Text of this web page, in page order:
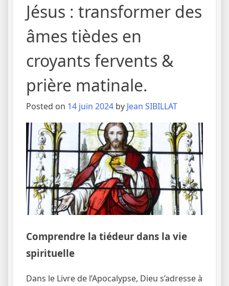
Jésus : transformer des
âmes tièdes en
croyants fervents &
prière matinale.
Posted on 14 juin 2024 by Jean SIBILLAT
Comprendre la tiédeur dans la vie
spirituelle
Dans le Livre de l’Apocalypse, Dieu s’adresse à